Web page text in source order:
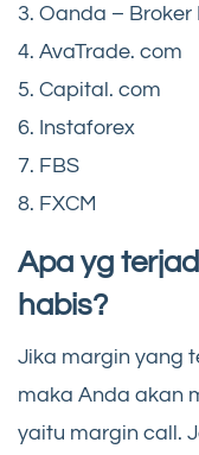
3. Oanda – Broker
4. AvaTrade. com
5. Capital. com
6. Instaforex
7. FBS
8. FXCM
Apa yg
habis?
Jika margin yang
maka Anda akan
yaitu margin call.